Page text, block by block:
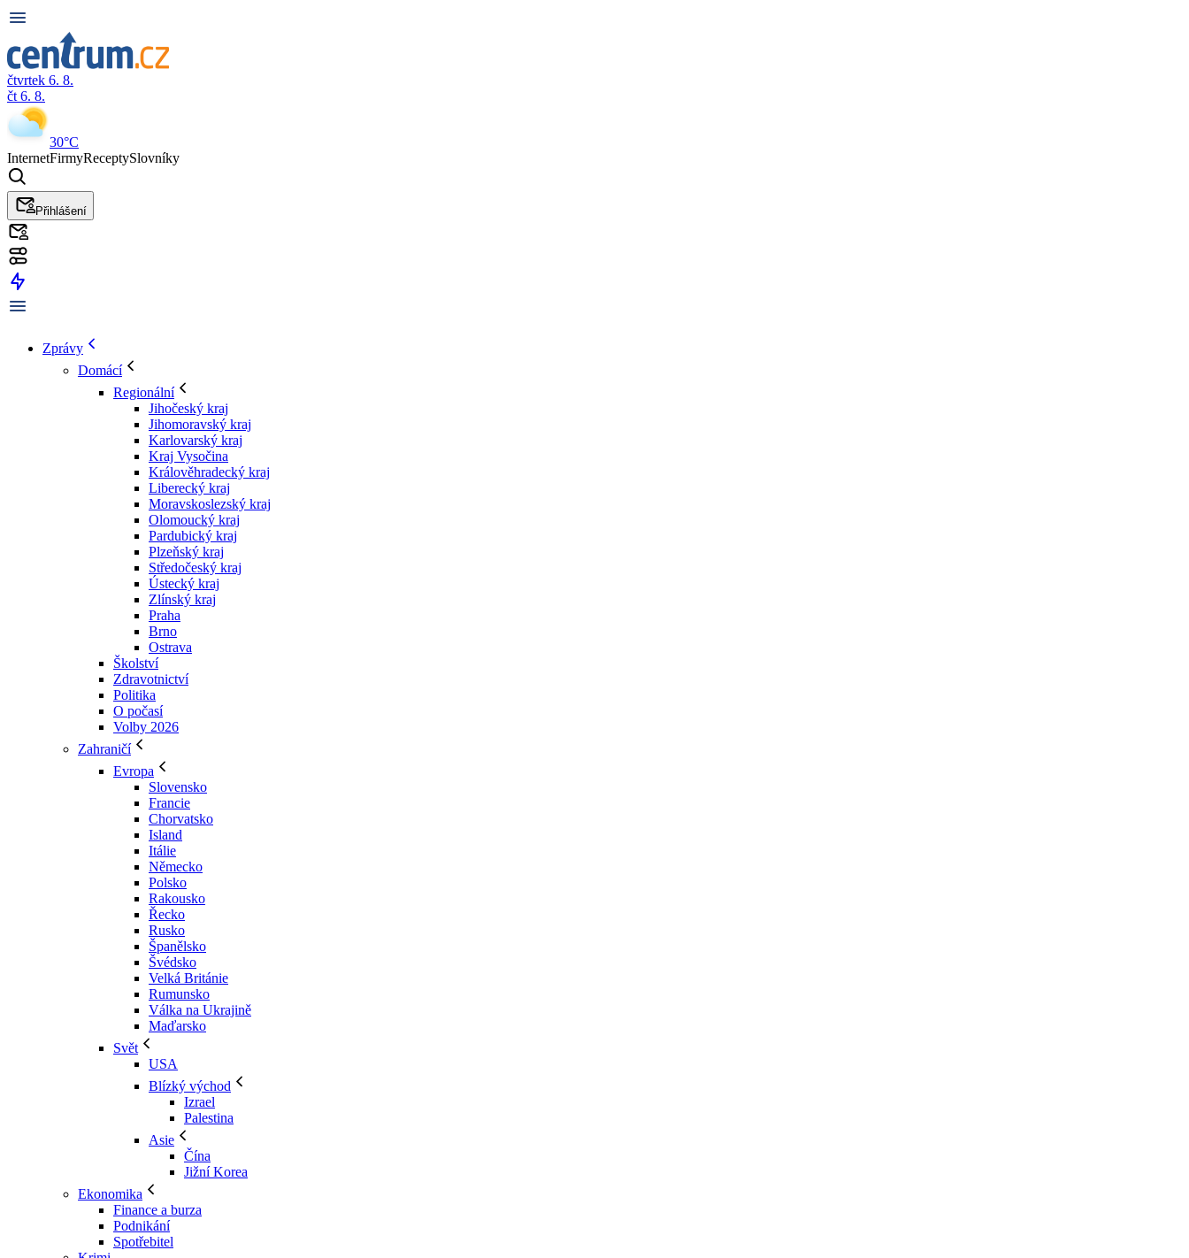
čtvrtek 6. 8.
čt 6. 8.
30°C
InternetFirmyReceptySlovníky
Přihlášení
Zprávy
Domácí
Regionální
Jihočeský kraj
Jihomoravský kraj
Karlovarský kraj
Kraj Vysočina
Králověhradecký kraj
Liberecký kraj
Moravskoslezský kraj
Olomoucký kraj
Pardubický kraj
Plzeňský kraj
Středočeský kraj
Ústecký kraj
Zlínský kraj
Praha
Brno
Ostrava
Školství
Zdravotnictví
Politika
O počasí
Volby 2026
Zahraničí
Evropa
Slovensko
Francie
Chorvatsko
Island
Itálie
Německo
Polsko
Rakousko
Řecko
Rusko
Španělsko
Švédsko
Velká Británie
Rumunsko
Válka na Ukrajině
Maďarsko
Svět
USA
Blízký východ
Izrael
Palestina
Asie
Čína
Jižní Korea
Ekonomika
Finance a burza
Podnikání
Spotřebitel